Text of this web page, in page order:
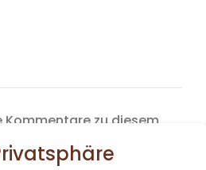
Kommentare zu diesem